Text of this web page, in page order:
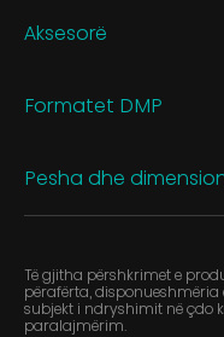
Aksesorë
Formatet DMP
Pesha dhe
Të gjitha përshkrimet e
përafërta, disponueshmëria
subjekt i ndryshimit në çdo
paralajmërim.